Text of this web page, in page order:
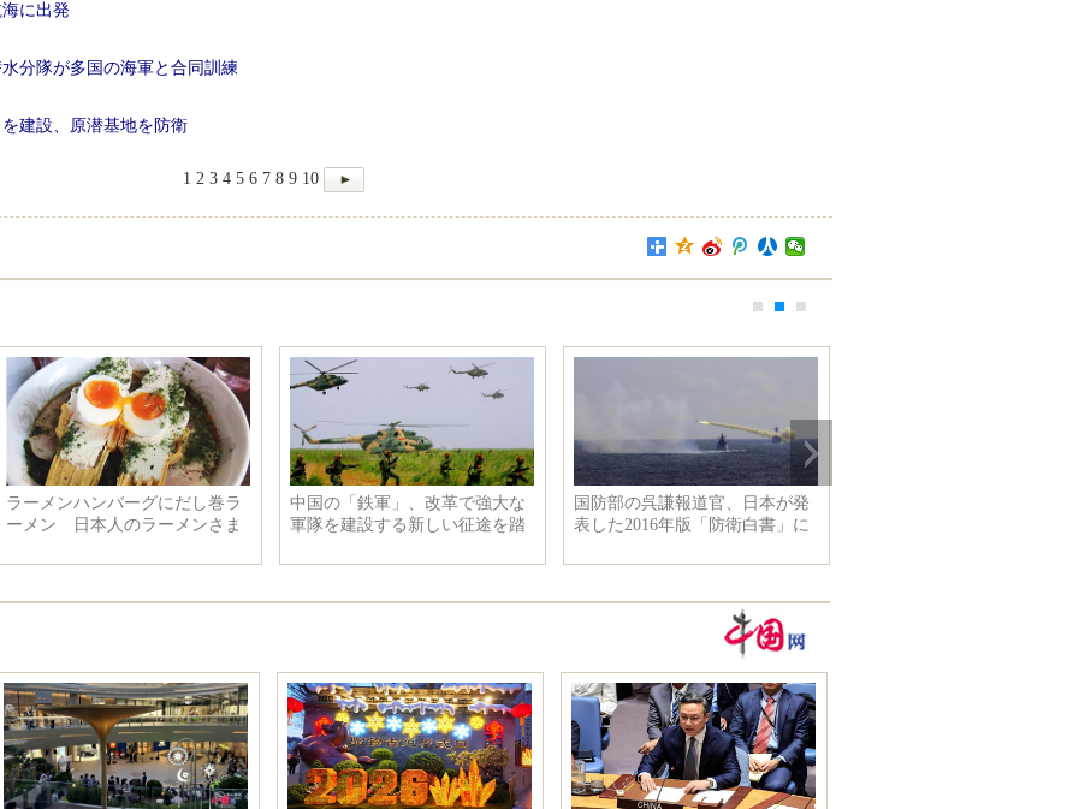
に出発
分隊が多国の海軍と合同訓練
建設、原潜基地を防衛
1 2 3 4 5 6 7 8 9 10
女優李一桐の写真、三つ編みに
肩出し、微笑みで人を魅了
女優達が高ポニーテールで猛暑
日に対抗、林心如など
重慶市民、暑気を取り除くため
に水の中に麻雀をやる